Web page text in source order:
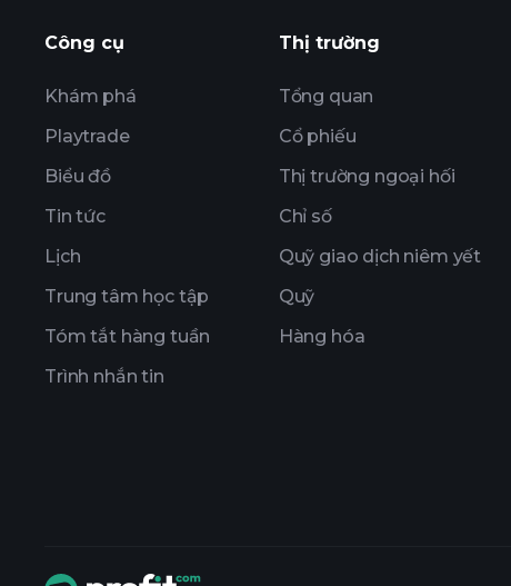
Công cụ
Khám phá
Playtrade
Biểu đồ
Tin tức
Lịch
Trung tâm học tập
Tóm tắt hàng tuần
Trình nhắn tin
Thị trường
Tổng quan
Cổ phiếu
Thị trường ngoại hối
Chỉ số
Quỹ giao dịch niêm yết
Quỹ
Hàng hóa